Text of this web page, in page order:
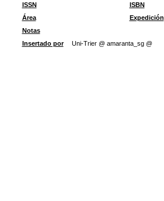
ISSN
ISBN
Área
Expedición
Notas
Insertado por
Uni-Trier @ amaranta_sg @